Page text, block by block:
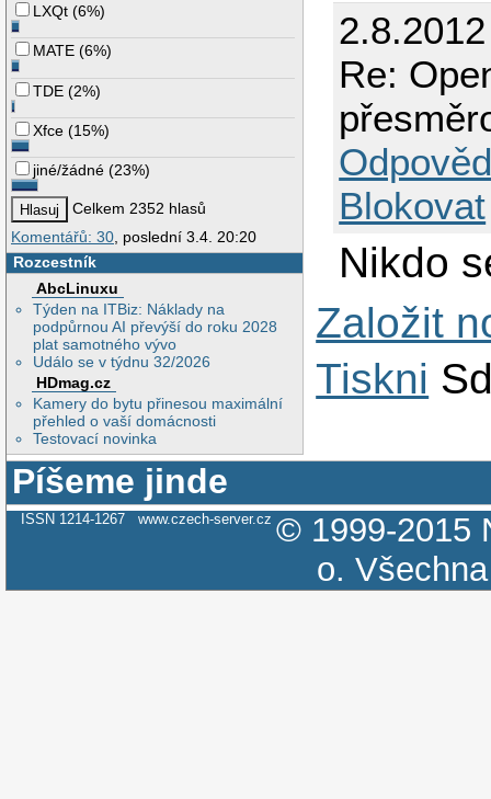
LXQt (6%)
MATE (6%)
TDE (2%)
Xfce (15%)
jiné/žádné (23%)
Celkem 2352 hlasů
Komentářů: 30 , poslední 3.4. 20:20
Rozcestník
AbcLinuxu
Týden na ITBiz: Náklady na
podpůrnou AI převýší do roku 2028
plat samotného vývo
Událo se v týdnu 32/2026
HDmag.cz
Kamery do bytu přinesou maximální
přehled o vaší domácnosti
Testovací novinka
Re:
Blokovat
Nikdo
Založit
Tiskni
Píšeme jinde
ISSN 1214-1267 www.czech-server.cz © 1999-2015
o.